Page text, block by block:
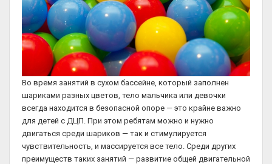
Во время занятий в сухом бассейне, который заполнен
шариками разных цветов, тело мальчика или девочки
всегда находится в безопасной опоре — это крайне важно
для детей с ДЦП. При этом ребятам можно и нужно
двигаться среди шариков — так и стимулируется
чувствительность, и массируется все тело. Среди других
преимуществ таких занятий — развитие общей двигательной